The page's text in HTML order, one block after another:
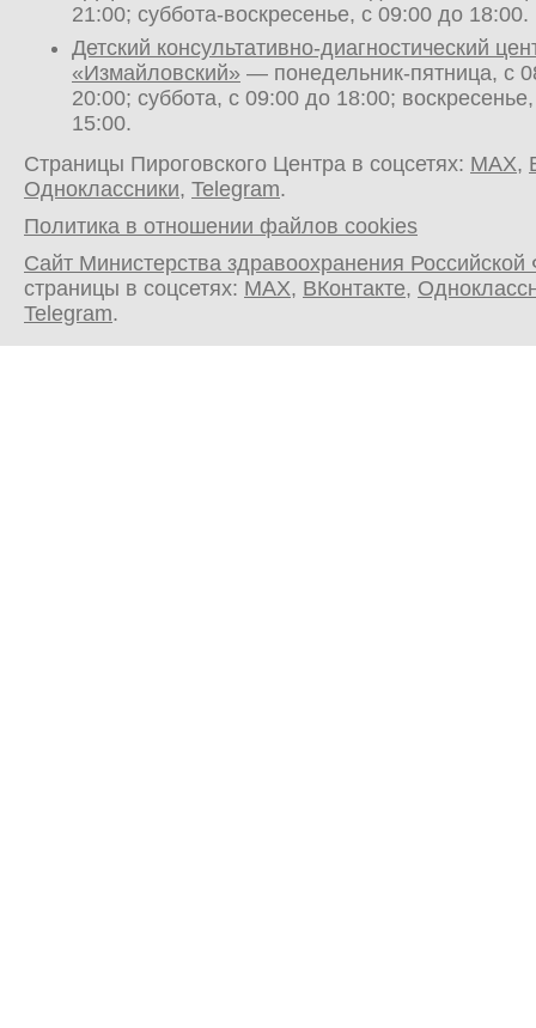
21:00; суббота-воскресенье, с 09:00 до 18:00.
Детский консультативно-диагностический
«Измайловский» — понедельник-пятница, с
20:00; суббота, с 09:00 до 18:00;
15:00.
Страницы Пироговского Центра в соцсетях: MAX,
Одноклассники, Telegram.
Политика в отношении файлов cookies
Сайт Министерства здравоохранения
страницы в соцсетях: MAX, ВКонтакте,
Telegram.